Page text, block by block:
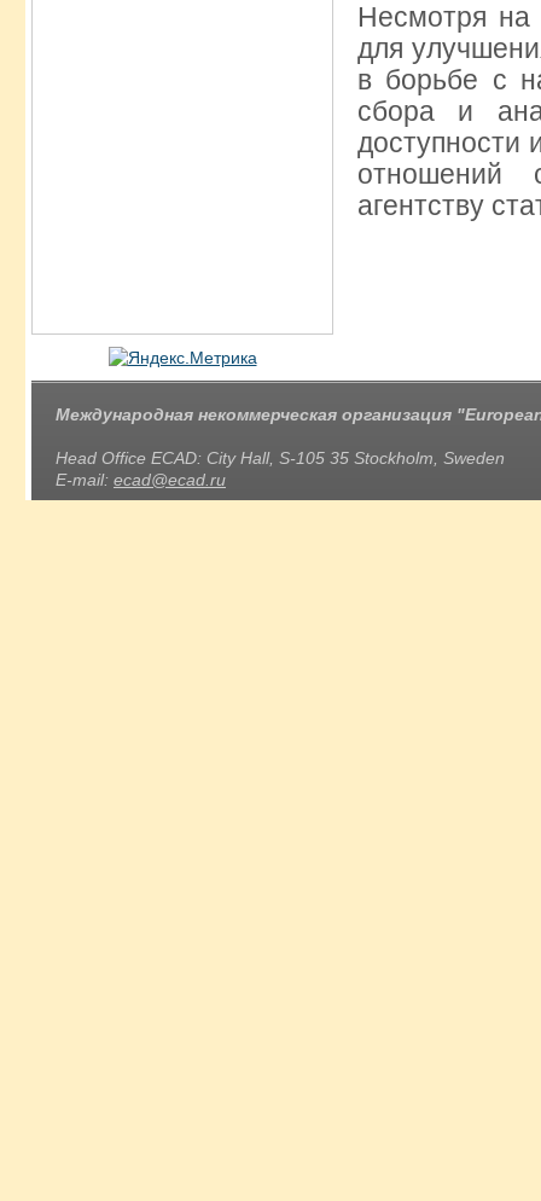
Несмотря на
для
в борьбе с
сбора и
доступности
отношений
агентству
Международная некоммерческая организация
Head Office ECAD: City Hall, S-105 35 Stockholm, Sweden
E-mail: ecad@ecad.ru